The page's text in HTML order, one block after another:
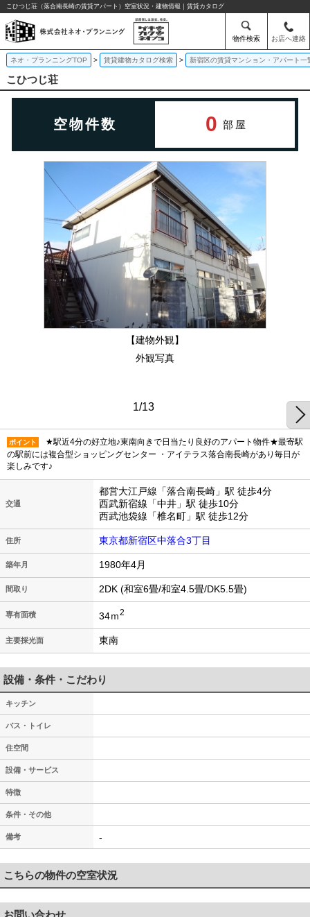
こひつじ荘（落合南長崎の賃貸アパート）空室状況・建物情報｜賃貸カタログ
物件検索 お店へ連絡
ネオ・プランニングTOP 賃貸建物カタログ検索 新宿区の賃貸マンション・アパート一
こひつじ荘
空物件数 0 部屋
【建物外観】
外観写真
1/13
ポイント
★駅近4分の好立地♪東南向きで日当たり良好のアパート物件★最寄駅
の駅前には複合型ショッピングセンター ・アイテラス落合南長崎があり毎日が
楽しみです♪
交通
都営大江戸線「落合南長崎」駅 徒歩4分
西武新宿線「中井」駅 徒歩10分
西武池袋線「椎名町」駅 徒歩12分
住所 東京都新宿区中落合3丁目
築年月 1980年4月
間取り 2DK (和室6畳/和室4.5畳/DK5.5畳)
専有面積 34ｍ2
主要採光面 東南
設備・条件・こだわり
キッチン
バス・トイレ
住空間
設備・サービス
特徴
条件・その他
備考 -
こちらの物件の空室状況
お問い合わせ